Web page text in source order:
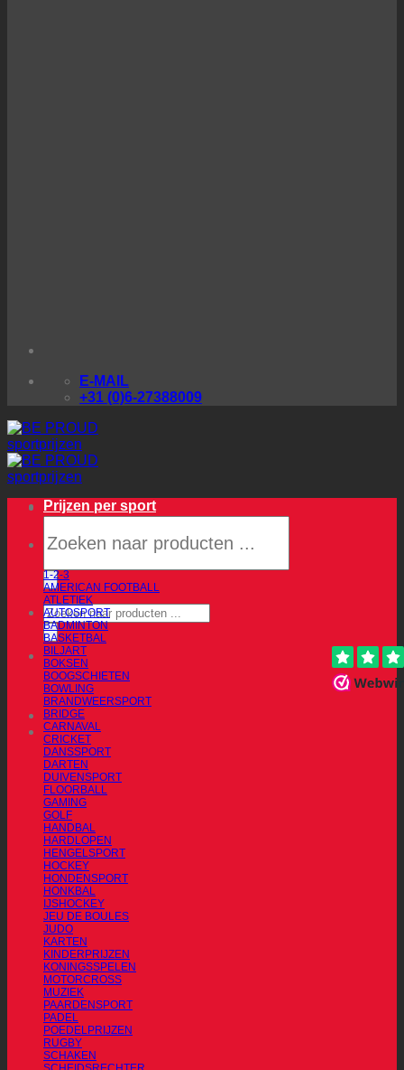
E-MAIL
+31 (0)6-27388009
zoeken
Producten
zoeken
Prijzen per sport
1-2-3
AMERICAN FOOTBALL
ATLETIEK
AUTOSPORT
BADMINTON
BASKETBAL
BILJART
BOKSEN
BOOGSCHIETEN
BOWLING
BRANDWEERSPORT
BRIDGE
CARNAVAL
CRICKET
DANSSPORT
DARTEN
DUIVENSPORT
FLOORBALL
GAMING
GOLF
HANDBAL
HARDLOPEN
HENGELSPORT
HOCKEY
HONDENSPORT
HONKBAL
IJSHOCKEY
JEU DE BOULES
JUDO
KARTEN
KINDERPRIJZEN
KONINGSSPELEN
MOTORCROSS
MUZIEK
PAARDENSPORT
PADEL
POEDELPRIJZEN
RUGBY
SCHAKEN